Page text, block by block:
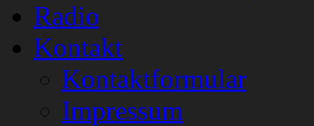
Radio
Kontakt
Kontaktformular
Impressum